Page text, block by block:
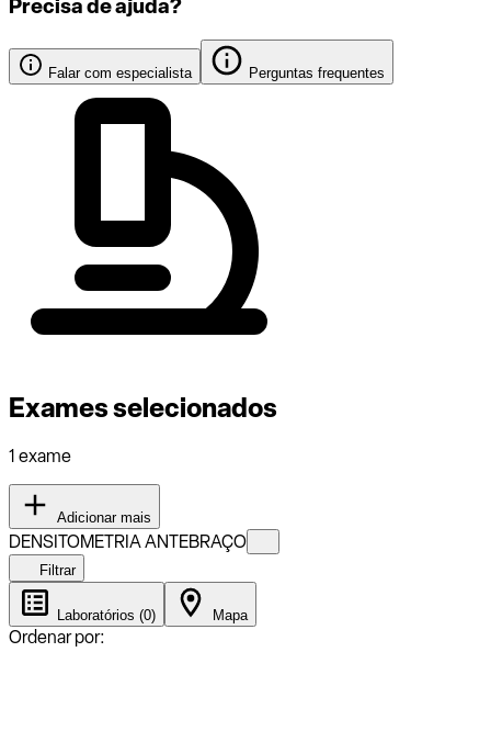
Precisa de ajuda?
Falar com especialista Perguntas frequentes
Exames selecionados
1 exame
Adicionar mais
DENSITOMETRIA ANTEBRAÇO
Filtrar
Laboratórios (0) Mapa
Ordenar por: